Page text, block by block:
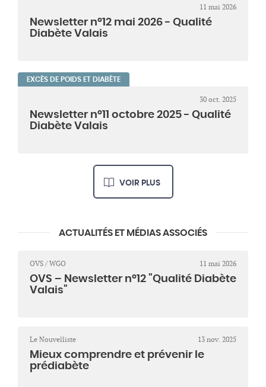
11 mai 2026
Newsletter n°12 mai 2026 - Qualité
Diabète Valais
EXCÈS DE POIDS ET DIABÈTE
30 oct. 2025
Newsletter n°11 octobre 2025 - Qualité
Diabète Valais
VOIR PLUS
ACTUALITÉS ET MÉDIAS ASSOCIÉS
OVS / WGO 11 mai 2026
OVS – Newsletter n°12 "Qualité Diabète
Valais"
Le Nouvelliste 13 nov. 2025
Mieux comprendre et prévenir le
prédiabète